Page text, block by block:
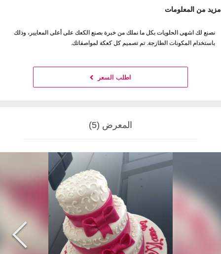
مزيد من المعلومات
نصنع لك اشهى الحلويات بكل ما نملك من خبرة بصنع الكعك على أعلى المعايير، وذلك
باستخدام المكونات الطازجة. تم تصميم كل كعكة لمواصفاتك.
اطلب السعر
المعرض (5)